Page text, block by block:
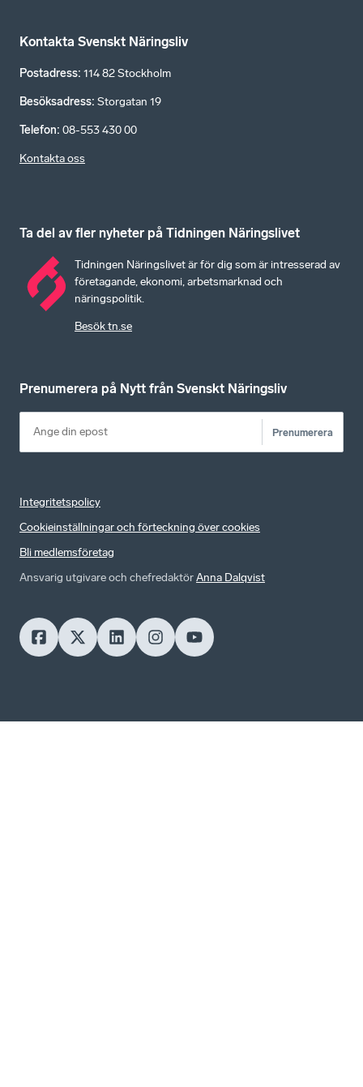
Kontakta Svenskt Näringsliv
Postadress: 114 82 Stockholm
Besöksadress: Storgatan 19
Telefon: 08-553 430 00
Kontakta oss
Ta del av fler nyheter på Tidningen Näringslivet
Tidningen Näringslivet är för dig som är intresserad av
företagande, ekonomi, arbetsmarknad och
näringspolitik.
Besök tn.se
Prenumerera på Nytt från Svenskt Näringsliv
Prenumerera
Integritetspolicy
Cookieinställningar och förteckning över cookies
Bli medlemsföretag
Ansvarig utgivare och chefredaktörAnna Dalqvist